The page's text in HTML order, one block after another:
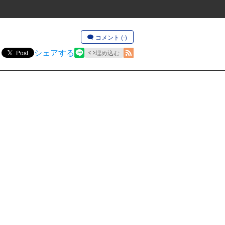
コメント (-)
Post シェアする 埋め込む